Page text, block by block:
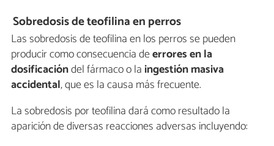
Sobredosis de teofilina en perros
Las sobredosis de teofilina en los perros se pueden
producir como consecuencia deerrores en la
dosificacióndel fármaco o la ingestión masiva
accidental, que es la causa más frecuente.
La sobredosis por teofilina dará como resultado la
aparición de diversas reacciones adversas incluyendo: